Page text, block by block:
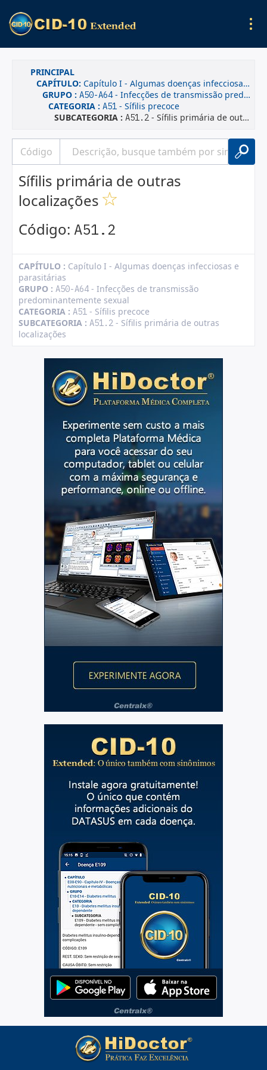
PRINCIPAL
CAPÍTULO: Capítulo I - Algumas doenças infecciosas e parasitárias
GRUPO : A50-A64- Infecções de transmissão predominantemente sexual
CATEGORIA : A51 - Sífilis precoce
SUBCATEGORIA : A51.2 - Sífilis primária de outras localizações
Sífilis primária de outras
localizações
Código: A51.2
CAPÍTULO : Capítulo I - Algumas doenças infecciosas e
parasitárias
GRUPO : A50-A64- Infecções de transmissão
predominantemente sexual
CATEGORIA : A51 - Sífilis precoce
SUBCATEGORIA : A51.2 - Sífilis primária de outras
localizações